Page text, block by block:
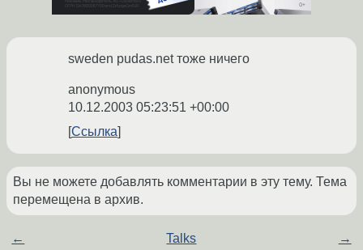
sweden pudas.net тоже ничего
anonymous
10.12.2003 05:23:51 +00:00
Ссылка
Вы не можете добавлять комментарии в эту тему. Тема
перемещена в архив.
← Talks →